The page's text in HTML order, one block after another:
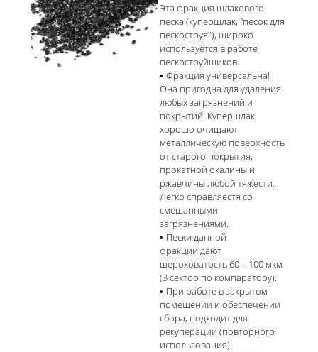
Эта фракция шлакового
песка (купершлак, "песок для
пескоструя"), широко
используется в работе
пескоструйщиков.
Фракция универсальна!
Она пригодна для удаления
любых загрязнений и
покрытий. Купершлак
хорошо очищают
металлическую поверхность
от старого покрытия,
прокатной окалины и
ржавчины любой тяжести.
Легко справляестя со
смешанными
загрязнениями.
Пески данной
фракции дают
шероховатость 60 – 100 мкм
(3 сектор по компаратору).
При работе в закрытом
помещении и обеспечении
сбора, подходит для
рекуперации (повторного
использования).